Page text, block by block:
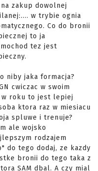
zakup dowolnej
w trybie ognia
Co do bronii
to ja
tez jest
niby jaka formacja?
cwiczac w swoim
w roku to jest lepiej
ktora raz w miesiacu
spluwe i trenuje?
ale wojsko
rodzajem
do tego dodaj, ze kazdy
bronii do tego taka z
SAM dbal. A czy mial